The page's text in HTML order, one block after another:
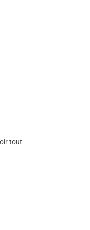
tout